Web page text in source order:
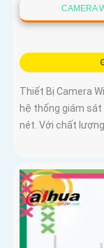
CAMERA
Thiết Bị Camera
hệ thống giám sát
nét. Với chất lượng